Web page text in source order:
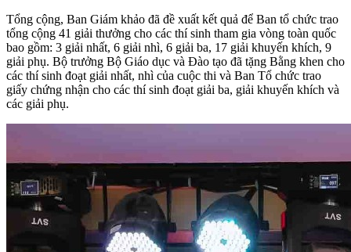
Tổng cộng, Ban Giám khảo đã đề xuất kết quả để Ban tổ chức trao
tổng cộng 41 giải thưởng cho các thí sinh tham gia vòng toàn quốc
bao gồm: 3 giải nhất, 6 giải nhì, 6 giải ba, 17 giải khuyến khích, 9
giải phụ. Bộ trưởng Bộ Giáo dục và Đào tạo đã tặng Bằng khen cho
các thí sinh đoạt giải nhất, nhì của cuộc thi và Ban Tổ chức trao
giấy chứng nhận cho các thí sinh đoạt giải ba, giải khuyến khích và
các giải phụ.